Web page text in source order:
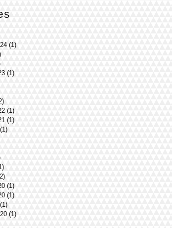
(1)
(1)
(1)
(1)
(1)
(1)
(1)
(1)
(1)